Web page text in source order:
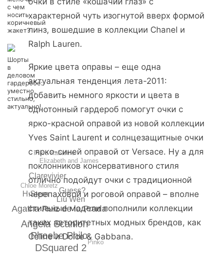
с чем
носить
коричневый
жакет?
Шорты
в
деловом
гардеробе:
уместно,
стильно,
актуально!
DSquared 2
Phoebe Philo
Angela Scanlon
Agatha Ruiz de la Prada
Guess?
Liu Wen
H.Stern
Clarevivier
Pinko
Chloe Moretz
Elizabeth and James
Paco Rabanne
характерной чуть изогнутой вверх формой
линз, вошедшие в коллекции Chanel и
Ralph Lauren.
Яркие цвета оправы – еще одна
актуальная тенденция лета-2011:
добавить немного яркости и цвета в
однотонный гардероб помогут очки с
ярко-красной оправой из новой коллекции
Yves Saint Laurent и солнцезащитные очки
с ярко-синей оправой от Versace. Ну а для
поклонников консервативного стиля
отлично подойдут очки с традиционной
черепаховой и роговой оправой – вполне
стильные модели пополнили коллекции
таких авторитетных модных брендов, как
Celine и Dolce & Gabbana.